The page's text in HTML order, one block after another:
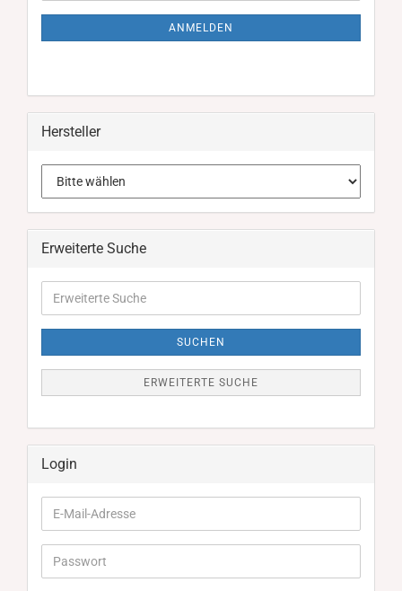
ANMELDEN
Hersteller
Erweiterte Suche
Suche
SUCHEN
ERWEITERTE SUCHE
Login
E-
Mail-
Adresse
Passwort